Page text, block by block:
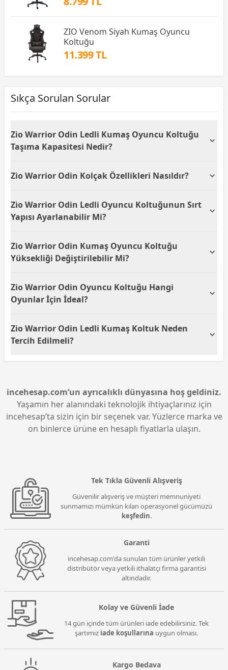
ZIO Venom Siyah Kumaş Oyuncu
Koltuğu
11.399 TL
Sıkça Sorulan Sorular
Zio Warrior Odin Ledli Kumaş Oyuncu Koltuğu
Taşıma Kapasitesi Nedir?
139 kg taşıma kapasitesine sahiptir. Bu, kullanıcıya
Zio Warrior Odin Kolçak Özellikleri Nasıldır?
kullanıcıya kolçakların yüksekliğini ve pozisyonunu
ayarlama imkanı tanır. Bu, uzun süreli oturumlarda
bile bilek ve kol ergonomisini desteklemeye yardımcı
Zio Warrior Odin Ledli Oyuncu Koltuğunun Sırt
Yapısı Ayarlanabilir Mi?
yaslama tipi yatırılabilir özelliktedir. Bu özellik,
kullanıcıya dinlendirici bir oturum pozisyonu
ayarlama imkanı sunarak konforu artırır.
Zio Warrior Odin Kumaş Oyuncu Koltuğu
Yüksekliği Değiştirilebilir Mi?
mekanizması yüksekliği ayarlanabilir özelliktedir. Bu,
farklı vücut tiplerine uygun kişisel oturum
ayarlamaları yapabilmenizi sağlar.
Zio Warrior Odin Oyuncu Koltuğu Hangi
Oyunlar İçin İdeal?
ve konforlu yapısı sayesinde uzun süreli oyun
oturumları için idealdir. FPS, MOBA veya strateji gibi
Zio Warrior Odin Ledli Kumaş Koltuk Neden
Tercih Edilmeli?
Zio Warrior Odin ledli kumaş oyuncu koltuğu,
özellikler, kullanıcıya hem oyun hem de günlük
kullanımlar için ideal bir çözüm sunar.
incehesap.com’un ayrıcalıklı dünyasına hoş geldiniz.
Yaşamın her alanındaki teknolojik ihtiyaçlarınız için
incehesap’ta sizin için bir seçenek var. Yüzlerce marka ve
on binlerce ürüne en hesaplı fiyatlarla ulaşın.
Tek Tıkla Güvenli Alışveriş
Güvenilir alışveriş ve müşteri memnuniyeti
sunmamızı mümkün kılan operasyonel gücümüzü
keşfedin.
Garanti
incehesap.com'da sunulan tüm ürünler yetkili
distribütör veya yetkili ithalatçı firma garantisi
altındadır.
Kolay ve Güvenli İade
14 gün içinde tüm ürünleri iade edebilirsiniz. Tek
şartımız iade koşullarına uygun olması.
Kargo Bedava